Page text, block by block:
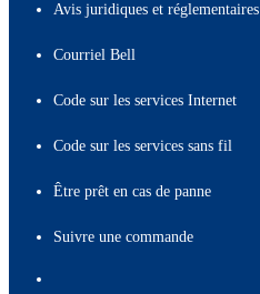
Avis juridiques et réglementaires
Courriel Bell
Code sur les services Internet
Code sur les services sans fil
Être prêt en cas de panne
Suivre une commande